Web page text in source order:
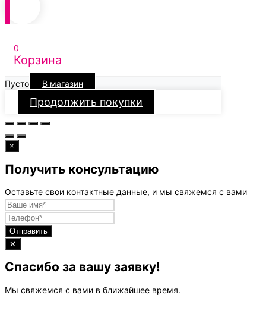
0
Корзина
Пусто В магазин
Продолжить покупки
×
Получить консультацию
Оставьте свои контактные данные, и мы свяжемся с вами
Отправить
✕
Спасибо за вашу заявку!
Мы свяжемся с вами в ближайшее время.